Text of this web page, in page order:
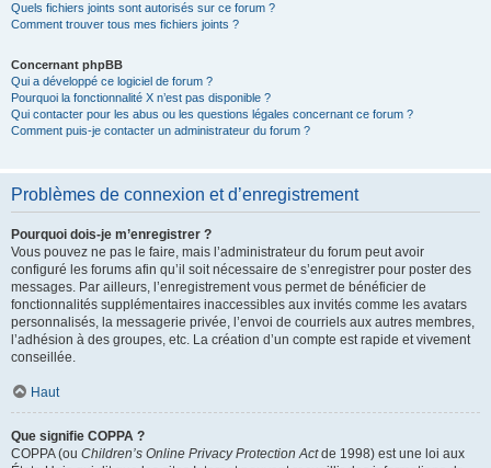
Quels fichiers joints sont autorisés sur ce forum ?
Comment trouver tous mes fichiers joints ?
Concernant phpBB
Qui a développé ce logiciel de forum ?
Pourquoi la fonctionnalité X n’est pas disponible ?
Qui contacter pour les abus ou les questions légales concernant ce forum ?
Comment puis-je contacter un administrateur du forum ?
Problèmes de connexion et d’enregistrement
Pourquoi dois-je m’enregistrer ?
Vous pouvez ne pas le faire, mais l’administrateur du forum peut avoir
configuré les forums afin qu’il soit nécessaire de s’enregistrer pour poster des
messages. Par ailleurs, l’enregistrement vous permet de bénéficier de
fonctionnalités supplémentaires inaccessibles aux invités comme les avatars
personnalisés, la messagerie privée, l’envoi de courriels aux autres membres,
l’adhésion à des groupes, etc. La création d’un compte est rapide et vivement
conseillée.
Haut
Que signifie COPPA ?
COPPA (ou Children’s Online Privacy Protection Actde 1998) est une loi aux